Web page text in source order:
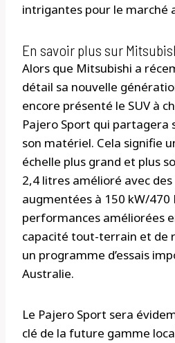
intrigantes pour le marché
En savoir plus sur
Alors que Mitsubishi a
détail sa nouvelle
encore présenté le SUV à
Pajero Sport qui partagera
son matériel. Cela signifie
échelle plus grand et plus
2,4 litres amélioré avec des
augmentées à 150 kW/470
performances améliorées
capacité tout-terrain et de
un programme d’essais
Australie.
Le Pajero Sport sera
clé de la future gamme